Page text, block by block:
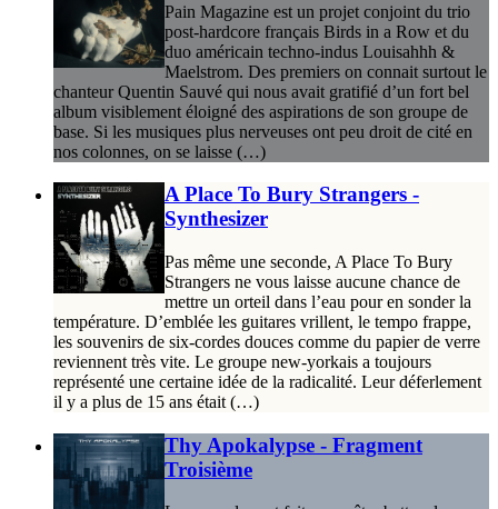
Pain Magazine est un projet conjoint du trio
post-hardcore français Birds in a Row et du
duo américain techno-indus Louisahhh &
Maelstrom. Des premiers on connait surtout le
chanteur Quentin Sauvé qui nous avait gratifié d’un fort bel
album visiblement éloigné des aspirations de son groupe de
base. Si les musiques plus nerveuses ont peu droit de cité en
nos colonnes, on se laisse (…)
A Place To Bury Strangers -
Synthesizer
Pas même une seconde, A Place To Bury
Strangers ne vous laisse aucune chance de
mettre un orteil dans l’eau pour en sonder la
température. D’emblée les guitares vrillent, le tempo frappe,
les souvenirs de six-cordes douces comme du papier de verre
reviennent très vite. Le groupe new-yorkais a toujours
représenté une certaine idée de la radicalité. Leur déferlement
il y a plus de 15 ans était (…)
Thy Apokalypse - Fragment
Troisième